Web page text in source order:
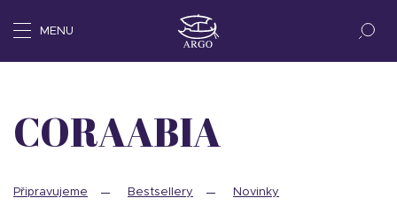
MENU
CORAABIA
Připravujeme Bestsellery Novinky